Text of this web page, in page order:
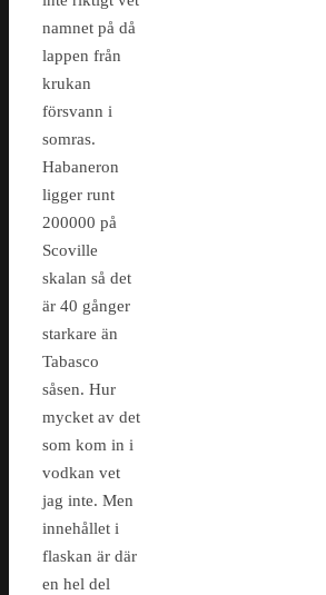
namnet på då
lappen från
krukan
försvann i
somras.
Habaneron
ligger runt
200000 på
Scoville
skalan så det
är 40 gånger
starkare än
Tabasco
såsen. Hur
mycket av det
som kom in i
vodkan vet
jag inte. Men
innehållet i
flaskan är där
en hel del